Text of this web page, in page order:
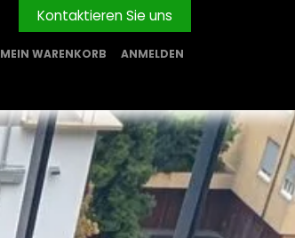
Kontaktieren Sie uns
MEIN WARENKORB ANMELDEN